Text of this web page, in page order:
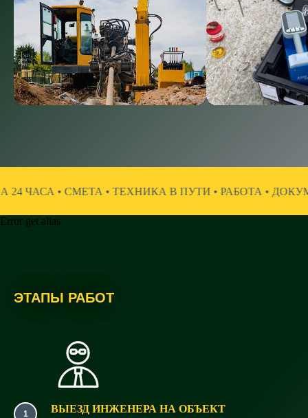
• ТЕХНИКА В ПУТИ • РАБОТА • ДОКУМЕНТАЦИЯ
Error get alias
ЭТАПЫ РАБОТ
ВЫЕЗД ИНЖЕНЕРА НА ОБЪЕКТ